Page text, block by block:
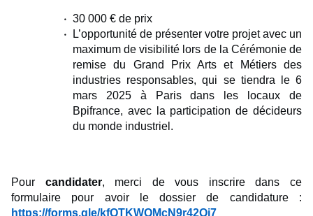
30 000 € de prix
L’opportunité de présenter votre projet avec un
maximum de visibilité lors de la Cérémonie de
remise du Grand Prix Arts et Métiers des
industries responsables, qui se tiendra le 6
mars 2025 à Paris dans les locaux de
Bpifrance, avec la participation de décideurs
du monde industriel.
Pour candidater, merci de vous inscrire dans ce
formulaire pour avoir le dossier de candidature :
https://forms.gle/kfQTKWQMcN9r42Qj7